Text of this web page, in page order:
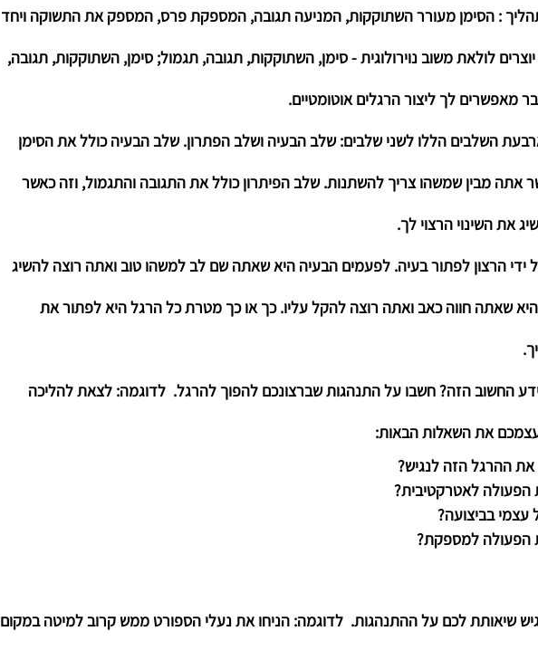
: הסימן מעורר השתוקקות, המניעה תגובה, המספקת פרס, המספק את התשוקה ויחד
לולאת משוב נוירולוגית - סימן, השתוקקות, תגובה, תגמול; סימן, השתוקקות, תגובה,
מאפשרים לך ליצור הרגלים אוטומטיים.
השלבים הללו לשני שלבים: שלב הבעיה ושלב הפתרון. שלב הבעיה כולל את הסימן
אתה מבין שמשהו צריך להשתנות. שלב הפיתרון כולל את התגובה והתגמול, וזה כאשר
את השינוי הרצוי לך.
ידי הרצון לפתור בעיה. לפעמים הבעיה היא שאתה שם לב למשהו טוב ואתה רוצה להשיג
שאתה חווה כאב ואתה רוצה להקל עליו. כך או כך מטרת כל הרגל היא לפתור את
החשוב הזה? חשבו על התנהגות שברצונכם להפוך להרגל.  לדוגמה: לצאת להליכה
את השאלות הבאות:
שיאותת לכם על ההתנהגות.  לדוגמה: הניחו את נעלי הספורט ממש קרוב למיטה במקום